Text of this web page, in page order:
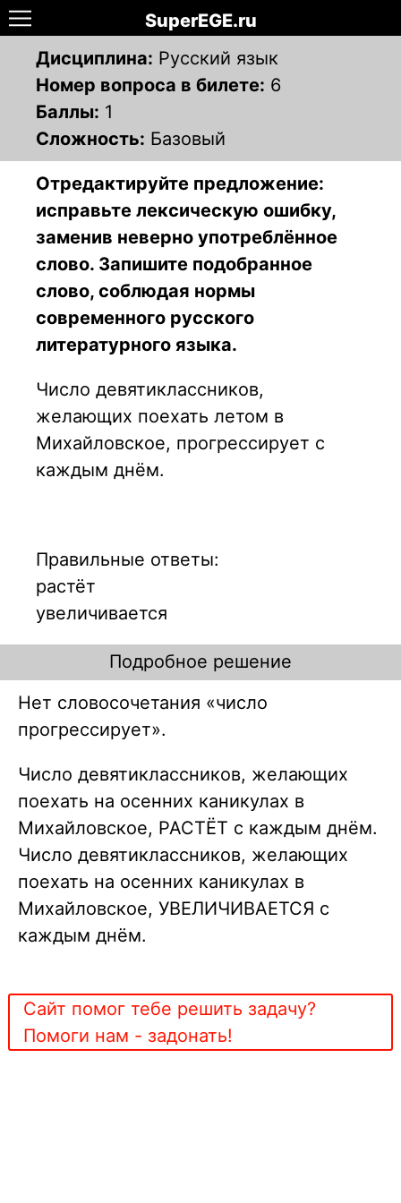
SuperEGE.ru
Дисциплина: Русский язык
Номер вопроса в билете: 6
Баллы: 1
Сложность: Базовый
Отредактируйте предложение:
исправьте лексическую ошибку,
заменив неверно употреблённое
слово. Запишите подобранное
слово, соблюдая нормы
современного русского
литературного языка.
Число девятиклассников,
желающих поехать летом в
Михайловское, прогрессирует с
каждым днём.
Правильные ответы:
растёт
увеличивается
Подробное решение
Нет словосочетания «число
прогрессирует».
Число девятиклассников, желающих
поехать на осенних каникулах в
Михайловское, РАСТЁТ с каждым днём.
Число девятиклассников, желающих
поехать на осенних каникулах в
Михайловское, УВЕЛИЧИВАЕТСЯ с
каждым днём.
Сайт помог тебе решить задачу?
Помоги нам - задонать!